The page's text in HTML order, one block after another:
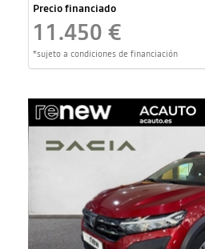
Precio financiado
11.450 €
*sujeto a condiciones de financiación